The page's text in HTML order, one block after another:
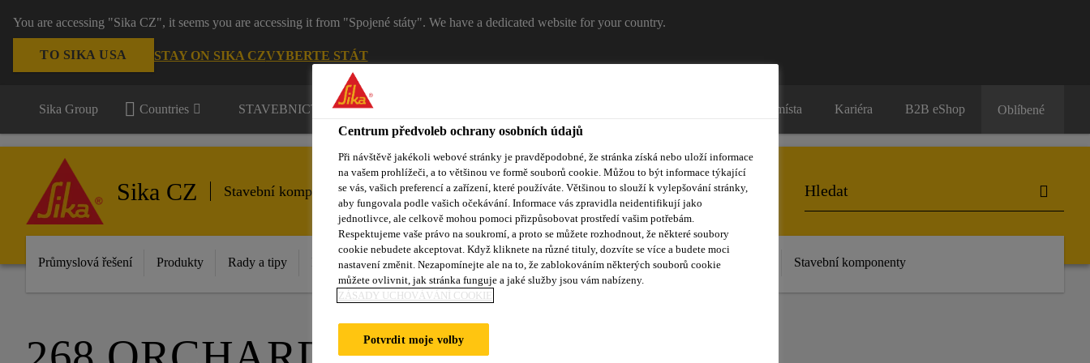
You are accessing "Sika CZ", it seems you are accessing it from "Spojené státy". We have a dedicated website for your country.
TO SIKA USA STAY ON SIKA CZVYBERTE STÁT
Sika Group Countries STAVEBNICTVÍ / PRŮMYSL Prodejní místa Kariéra B2B eShop Oblíbené
Sika CZ Stavební komponenty
Průmyslová řešení Produkty Rady a tipy Inovace Reference Služby zákazníkům Události Dokumentace ke stažení Stavební komponenty
Centrum předvoleb ochrany osobních údajů
Při návštěvě jakékoli webové stránky je pravděpodobné, že stránka získá nebo uloží informace
na vašem prohlížeči, a to většinou ve formě souborů cookie. Můžou to být informace týkající
se vás, vašich preferencí a zařízení, které používáte. Většinou to slouží k vylepšování stránky,
aby fungovala podle vašich očekávání. Informace vás zpravidla neidentifikují jako
jednotlivce, ale celkově mohou pomoci přizpůsobovat prostředí vašim potřebám.
Respektujeme vaše právo na soukromí, a proto se můžete rozhodnout, že některé soubory
cookie nebudete akceptovat. Když kliknete na různé tituly, dozvíte se více a budete moci
nastavení změnit. Nezapomínejte ale na to, že zablokováním některých souborů cookie
můžete ovlivnit, jak stránka funguje a jaké služby jsou vám nabízeny.
ZÁSADY UCHOVÁVÁNÍ COOKIE
Potvrdit moje volby